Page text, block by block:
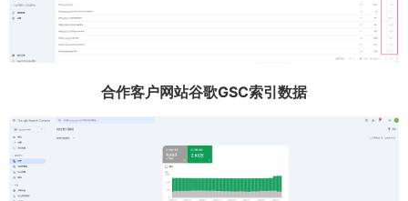
合作客户网站谷歌GSC索引数据